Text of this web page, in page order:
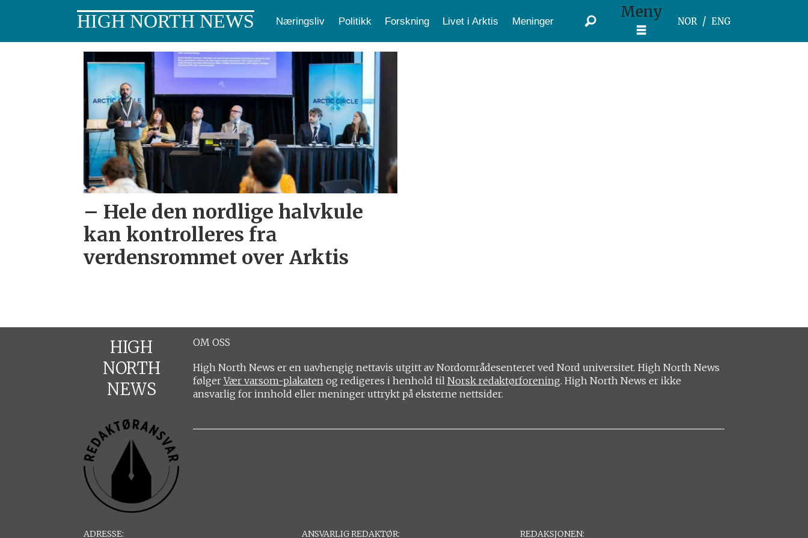
HIGH NORTH NEWS Næringsliv Politikk Forskning Livet i Arktis Meninger Meny
NOR ENG
styring
– Hele den nordlige halvkule
kan kontrolleres fra
verdensrommet over Arktis
HIGH
NORTH
NEWS
OM OSS
High North News er en uavhengig nettavis utgitt av Nordområdesenteret ved Nord universitet. High North News
følgerVær varsom-plakaten og redigeres i henhold til Norsk redaktørforening. High North News er ikke
ansvarlig for innhold eller meninger uttrykt på eksterne nettsider.
ADRESSE: ANSVARLIG REDAKTØR: REDAKSJONEN: